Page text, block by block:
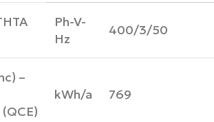
Ph-V-
Hz
400/3/50
–
kWh/a 769